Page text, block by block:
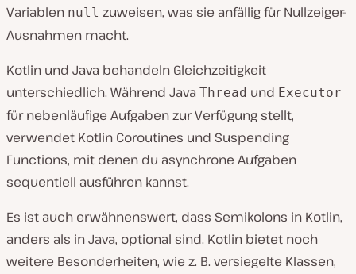
Variablen null zuweisen, was sie anfällig für Nullzeiger-
Ausnahmen macht.
Kotlin und Java behandeln Gleichzeitigkeit
unterschiedlich. Während Java Thread und Executor
für nebenläufige Aufgaben zur Verfügung stellt,
verwendet Kotlin Coroutines und Suspending
Functions, mit denen du asynchrone Aufgaben
sequentiell ausführen kannst.
Es ist auch erwähnenswert, dass Semikolons in Kotlin,
anders als in Java, optional sind. Kotlin bietet noch
weitere Besonderheiten, wie z. B. versiegelte Klassen,